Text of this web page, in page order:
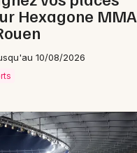
Hexagone MMA
10/08/2026